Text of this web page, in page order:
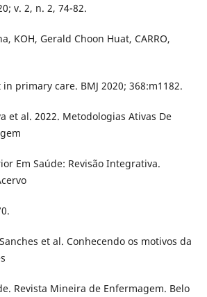
v. 2, n. 2, 74-82.
KOH, Gerald Choon Huat, CARRO,
primary care. BMJ 2020; 368:m1182.
et al. 2022. Metodologias Ativas De
Em Saúde: Revisão Integrativa.
et al. Conhecendo os motivos da
Revista Mineira de Enfermagem. Belo